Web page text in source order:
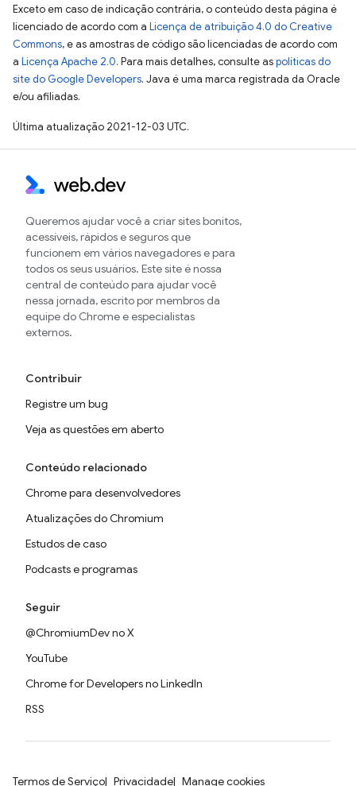
Exceto em caso de indicação contrária, o conteúdo desta página é
licenciado de acordo com a Licença de atribuição 4.0 do Creative
Commons, e as amostras de código são licenciadas de acordo com
a Licença Apache 2.0. Para mais detalhes, consulte aspolíticas do
site do Google Developers. Java é uma marca registrada da Oracle
e/ou afiliadas.
Última atualização 2021-12-03 UTC.
Queremos ajudar você a criar sites bonitos,
acessíveis, rápidos e seguros que
funcionem em vários navegadores e para
todos os seus usuários. Este site é nossa
central de conteúdo para ajudar você
nessa jornada, escrito por membros da
equipe do Chrome e especialistas
externos.
Contribuir
Registre um bug
Veja as questões em aberto
Conteúdo relacionado
Chrome para desenvolvedores
Atualizações do Chromium
Estudos de caso
Podcasts e programas
Seguir
@ChromiumDev no X
YouTube
Chrome for Developers no LinkedIn
RSS
Termos de Serviço Privacidade Manage cookies